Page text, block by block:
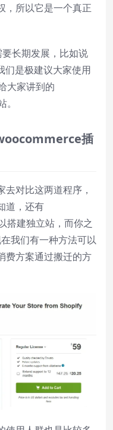
，所以它是一个真正
长期发展，比如说
们是极建议大家使用
大家讲到的
插
对比这两道程序，
道，还有
建独立站，而你之
我们有一种方法可以
费方案通过搬迁的方